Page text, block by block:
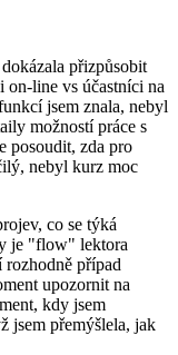
přizpůsobit
line vs účastníci na
jsem znala, nebyl
možností práce s
posoudit, zda pro
nebyl kurz moc
co se týká
je "flow" lektora
rozhodně případ
upozornit na
kdy jsem
jsem přemýšlela, jak